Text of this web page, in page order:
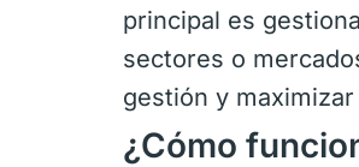
principal es
sectores o
gestión y
¿Cómo